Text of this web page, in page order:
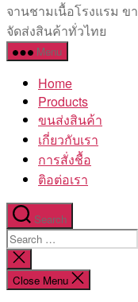
เซรามิค
ครบ
ครัน
โรงงาน
จานชามเนื้อโรงแรม
จัดส่งสินค้าทั่วไทย
Menu
Home
Products
ขนส่งสินค้า
เกี่ยวกับเรา
การสั่งชื้อ
ติอต่อเรา
Search
Search
for:
Close
search
Close Menu